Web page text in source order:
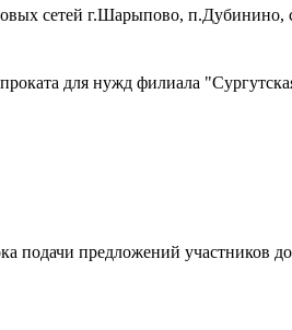
сетей г.Шарыпово,
для нужд филиала
подачи предложений участников